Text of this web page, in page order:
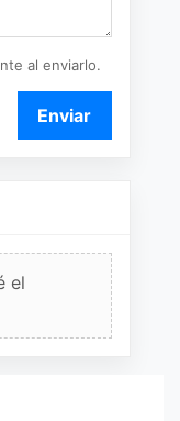
al enviarlo.
Enviar
el